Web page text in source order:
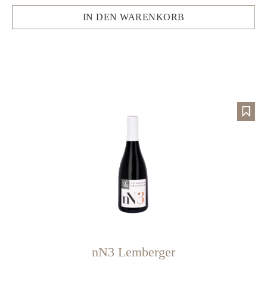
IN DEN WARENKORB
nN3 Lemberger